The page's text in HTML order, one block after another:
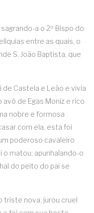
a o 2º Bispo do
entre as quais, o
S. João Baptista, que
de Castela e Leão e vivia
de Egas Moniz e rico
nobre e formosa
com ela, esta foi
poderoso cavaleiro
o matou, apunhalando-o
do peito do pai se
triste nova, jurou cruel